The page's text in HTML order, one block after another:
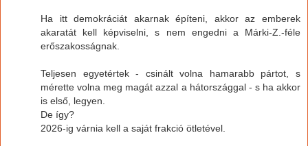
Ha itt demokráciát akarnak építeni, akkor az emberek
akaratát kell képviselni, s nem engedni a Márki-Z.-féle
erőszakosságnak.
Teljesen egyetértek - csinált volna hamarabb pártot, s
mérette volna meg magát azzal a hátországgal - s ha akkor
is első, legyen.
De így?
2026-ig várnia kell a saját frakció ötletével.